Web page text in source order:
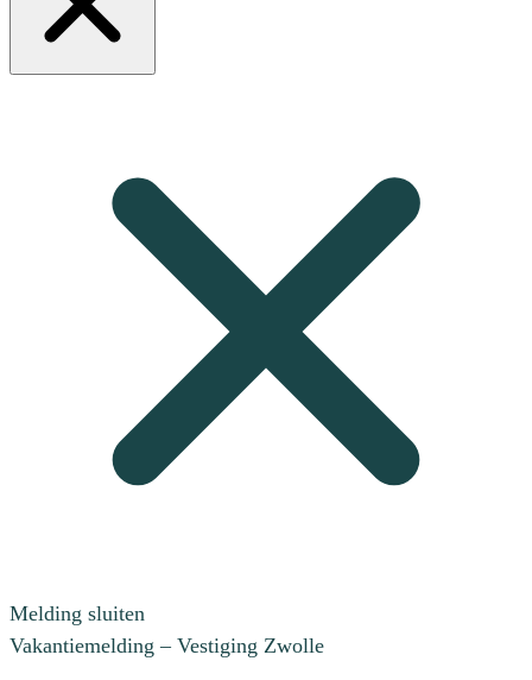
Melding sluiten
Vakantiemelding – Vestiging Zwolle